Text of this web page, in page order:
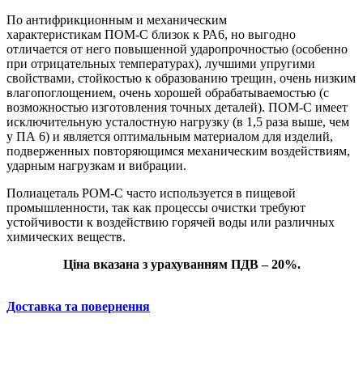
По антифрикционным и механическим
характеристикам ПОМ-C близок к РА6, но выгодно
отличается от него повышенной ударопрочностью (особенно
при отрицательных температурах), лучшими упругими
свойствами, стойкостью к образованию трещин, очень низким
влагопоглощением, очень хорошей обрабатываемостью (с
возможностью изготовления точных деталей). ПОМ-С имеет
исключительную усталостную нагрузку (в 1,5 раза выше, чем
у ПА 6) и является оптимальным материалом для изделий,
подверженных повторяющимся механическим воздействиям,
ударным нагрузкам и вибрации.
Полиацеталь POM-C часто используется в пищевой
промышленности, так как процессы очистки требуют
устойчивости к воздействию горячей воды или различных
химических веществ.
Ціна вказана з урахуванням ПДВ – 20%.
Доставка та повернення